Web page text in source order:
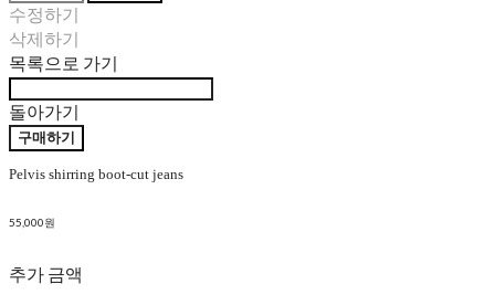
수정하기
삭제하기
목록으로 가기
돌아가기
구매하기
Pelvis shirring boot-cut jeans
55,000원
추가 금액